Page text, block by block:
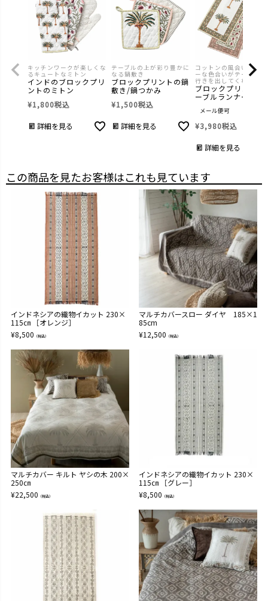
キッチンワークが楽しくな
るキュートなミトン
インドのブロックプリ
ントのミトン
¥1,800税込
詳細を見る
テーブルの上が彩り豊かに
なる鍋敷き
ブロックプリントの鍋
敷き/鍋つかみ
¥1,500税込
詳細を見る
コットンの風合いとシ
ーな色合いがテーブル
行きを出してくれる
ブロックプリントの
ーブルランナー
メール便可
¥3,980税込
詳細を見る
この商品を見たお客様はこれも見ています
インドネシアの織物イカット 230×
115㎝ ［オレンジ］
¥8,500 （税込）
マルチカバースロー ダイヤ 185×1
85cm
¥12,500 （税込）
マルチカバー キルト ヤシの木 200×
250㎝
¥22,500 （税込）
インドネシアの織物イカット 230×
115㎝ ［グレー］
¥8,500 （税込）